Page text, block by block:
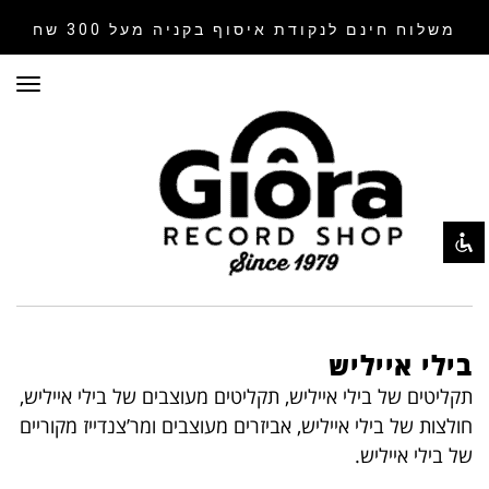
השבת את ההבזקים
סמן כותרות
צבע רקע
זום (הקטנה)
add_circle_outline הגדלת גופן
spellcheck גופן קריא
brightness_high ניגודיות בהירה
ניגודיות כהה
משלוח חינם לנקודת איסוף בקניה מעל 300 שח
בילי אייליש
תקליטים של בילי אייליש, תקליטים מעוצבים של בילי אייליש,
חולצות של בילי אייליש, אביזרים מעוצבים ומר’צנדייז מקוריים
של בילי אייליש.